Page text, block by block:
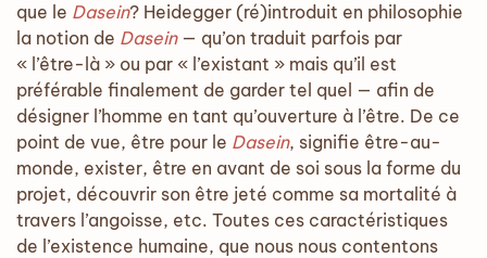
que le Dasein? Heidegger (ré)introduit en philosophie
la notion de Dasein— qu’on traduit parfois par
« l’être-là » ou par « l’existant » mais qu’il est
préférable finalement de garder tel quel — afin de
désigner l’homme en tant qu’ouverture à l’être. De ce
point de vue, être pour le Dasein, signifie être-au-
monde, exister, être en avant de soi sous la forme du
projet, découvrir son être jeté comme sa mortalité à
travers l’angoisse, etc. Toutes ces caractéristiques
de l’existence humaine, que nous nous contentons